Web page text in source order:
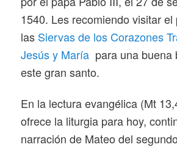
1540. Les recomiendo visitar
las Siervas de los Corazones
Jesús y María para una buena
este gran santo.
En la lectura evangélica (Mt
ofrece la liturgia para hoy,
narración de Mateo del